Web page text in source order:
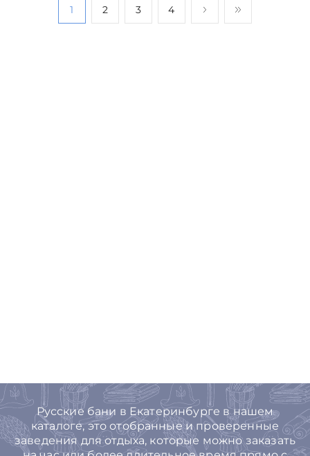
1 2 3 4
Русские бани в Екатеринбурге в нашем
каталоге, это отобранные и проверенные
заведения для отдыха, которые можно заказать